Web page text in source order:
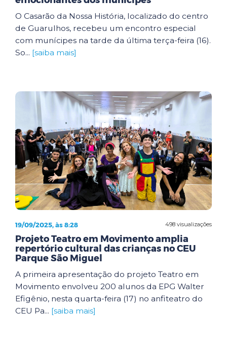
O Casarão da Nossa História, localizado do centro
de Guarulhos, recebeu um encontro especial
com munícipes na tarde da última terça-feira (16).
So... [saiba mais]
498 visualizações
19/09/2025, às 8:28
Projeto Teatro em Movimento amplia
repertório cultural das crianças no CEU
Parque São Miguel
A primeira apresentação do projeto Teatro em
Movimento envolveu 200 alunos da EPG Walter
Efigênio, nesta quarta-feira (17) no anfiteatro do
CEU Pa... [saiba mais]